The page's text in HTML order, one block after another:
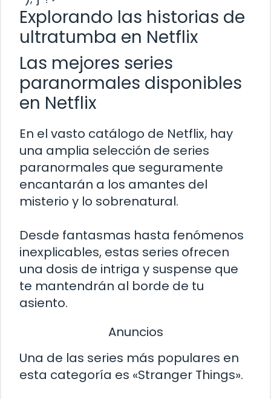
Explorando las historias de
ultratumba en Netflix
Las mejores series
paranormales disponibles
en Netflix
En el vasto catálogo de Netflix, hay
una amplia selección de series
paranormales que seguramente
encantarán a los amantes del
misterio y lo sobrenatural.
Desde fantasmas hasta fenómenos
inexplicables, estas series ofrecen
una dosis de intriga y suspense que
te mantendrán al borde de tu
asiento.
Anuncios
Una de las series más populares en
esta categoría es «Stranger Things».